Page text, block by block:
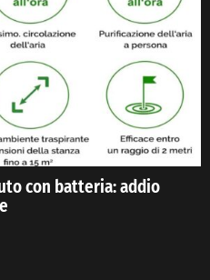
con batteria: addio